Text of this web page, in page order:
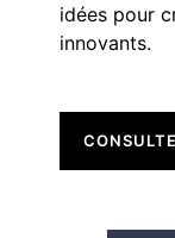
idées pour
innovants.